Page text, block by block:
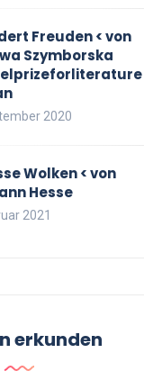
Freuden < von
Szymborska
2020
Wolken < von
Hesse
2021
erkunden